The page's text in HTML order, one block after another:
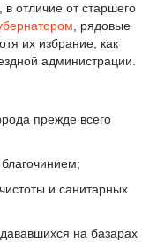
отличие от старшего
, рядовые
их избрание, как
администрации.
прежде всего
и санитарных
на базарах